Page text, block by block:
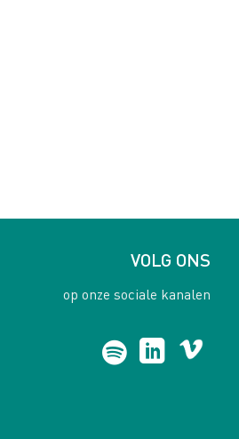
VOLG ONS
op onze sociale kanalen